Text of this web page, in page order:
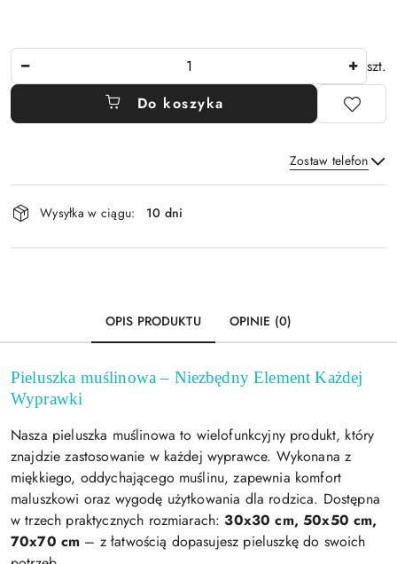
szt.
Do koszyka
Zostaw telefon
Dostępność
i
dostawa
Wysyłka w ciągu: 10 dni
OPIS PRODUKTU OPINIE (0)
Pieluszka muślinowa – Niezbędny Element Każdej
Wyprawki
Nasza pieluszka muślinowa to wielofunkcyjny produkt, który
znajdzie zastosowanie w każdej wyprawce. Wykonana z
miękkiego, oddychającego muślinu, zapewnia komfort
maluszkowi oraz wygodę użytkowania dla rodzica. Dostępna
w trzech praktycznych rozmiarach:30x30 cm, 50x50 cm,
70x70 cm – z łatwością dopasujesz pieluszkę do swoich